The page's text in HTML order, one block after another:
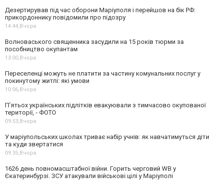
Дезертирував під час оборони Маріуполя і перейшов на бік РФ:
прикордоннику повідомили про підозру
14:44,Вчора
Волноваського священника засудили на 15 років тюрми за
пособництво окупантам
13:00,Вчора
Переселенці можуть не платити за частину комунальних послуг у
покинутому житлі: які умови
10:06,Вчора
П’ятьох українських підлітків евакуювали з тимчасово окупованої
території, - ФОТО
09:53,Вчора
У маріупольських школах триває набір учнів: як навчатимуться діти
та куди звертатися
09:35,Вчора
1626 день повномасштабної війни. Горить черговий WB у
Єкатеринбурзі. ЗСУ атакували військові цілі у Маріуполі